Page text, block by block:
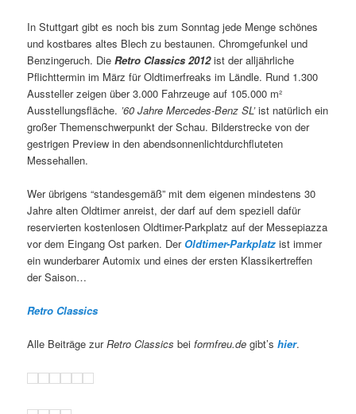
In Stuttgart gibt es noch bis zum Sonntag jede Menge schönes
und kostbares altes Blech zu bestaunen. Chromgefunkel und
Benzingeruch. DieRetro Classics 2012ist der alljährliche
Pflichttermin im März für Oldtimerfreaks im Ländle. Rund 1.300
Aussteller zeigen über 3.000 Fahrzeuge auf 105.000 m²
Ausstellungsfläche. ’60 Jahre Mercedes-Benz SL’ist natürlich ein
großer Themenschwerpunkt der Schau. Bilderstrecke von der
gestrigen Preview in den abendsonnenlichtdurchfluteten
Messehallen.
Wer übrigens “standesgemäß” mit dem eigenen mindestens 30
Jahre alten Oldtimer anreist, der darf auf dem speziell dafür
reservierten kostenlosen Oldtimer-Parkplatz auf der Messepiazza
vor dem Eingang Ost parken. Der Oldtimer-Parkplatz ist immer
ein wunderbarer Automix und eines der ersten Klassikertreffen
der Saison…
Retro Classics
Alle Beiträge zurRetro Classics beiformfreu.de gibt’shier.